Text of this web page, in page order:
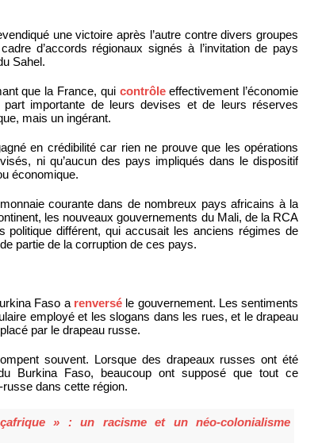
une victoire après l’autre contre divers groupes
d’accords régionaux signés à l’invitation de pays
Sahel.
que la France, qui contrôleeffectivement l’économie
importante de leurs devises et de leurs réserves
mais un ingérant.
en crédibilité car rien ne prouve que les opérations
ni qu’aucun des pays impliqués dans le dispositif
économique.
courante dans de nombreux pays africains à la
les nouveaux gouvernements du Mali, de la RCA
différent, qui accusait les anciens régimes de
partie de la corruption de ces pays.
Faso a renverséle gouvernement. Les sentiments
employé et les slogans dans les rues, et le drapeau
par le drapeau russe.
souvent. Lorsque des drapeaux russes ont été
Burkina Faso, beaucoup ont supposé que tout ce
dans cette région.
» : un racisme et un néo-colonialisme